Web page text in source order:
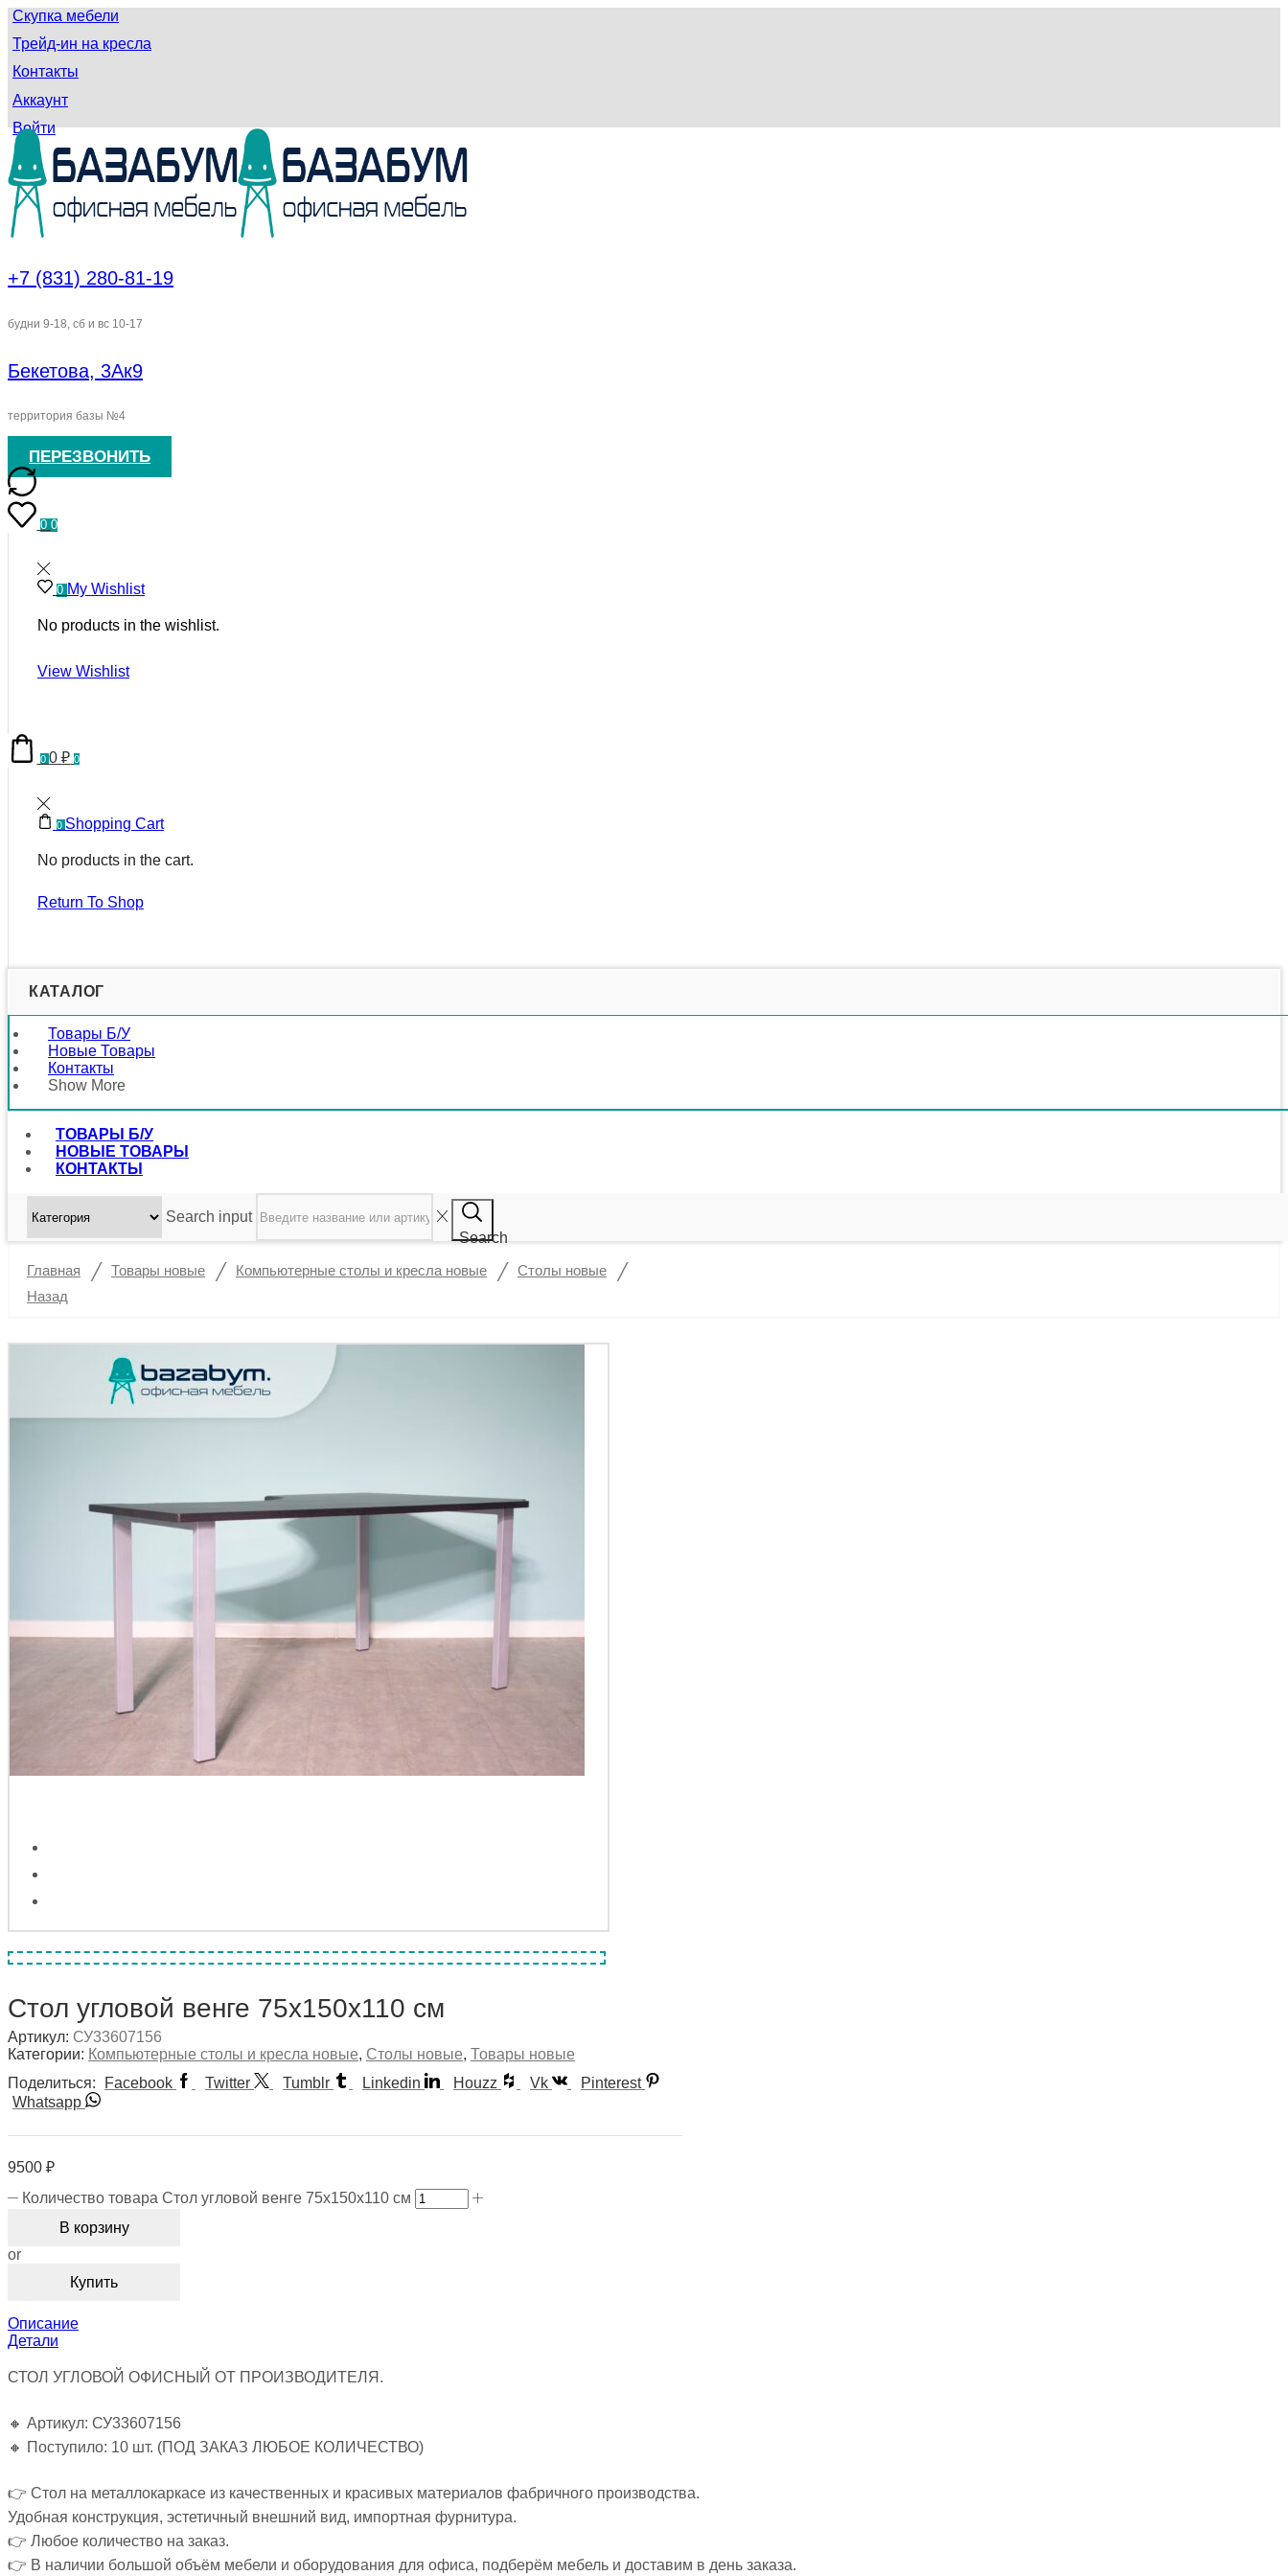
Скупка мебели
Трейд-ин на кресла
Контакты
Аккаунт
Войти
+7 (831) 280-81-19
будни 9-18, сб и вс 10-17
Бекетова, 3Ак9
территория базы №4
ПЕРЕЗВОНИТЬ
00
0 My Wishlist
No products in the wishlist.
View Wishlist
00₽ 0
0 Shopping Cart
No products in the cart.
Return To Shop
КАТАЛОГ
Товары Б/у
Новые Товары
Контакты
Show More
ТОВАРЫ Б/У
НОВЫЕ ТОВАРЫ
КОНТАКТЫ
Search input
Search
Главная / Товары новые / Компьютерные столы и кресла новые / Столы новые /
Назад
Стол угловой венге 75х150х110 см
Артикул: СУ33607156
Категории: Компьютерные столы и кресла новые, Столы новые, Товары новые
Поделиться:
Facebook Twitter Tumblr Linkedin Houzz Vk
Pinterest
Whatsapp
9500 ₽
Количество товара Стол угловой венге 75х150х110 см
В корзину
or
Купить
Описание
Детали
СТОЛ УГЛОВОЙ ОФИСНЫЙ ОТ ПРОИЗВОДИТЕЛЯ.
🔸 Артикул: СУ33607156
🔸 Поступило: 10 шт. (ПОД ЗАКАЗ ЛЮБОЕ КОЛИЧЕСТВО)
👉 Стол на металлокаркасе из качественных и красивых материалов фабричного производства.
Удобная конструкция, эстетичный внешний вид, импортная фурнитура.
👉 Любое количество на заказ.
👉 В наличии большой объём мебели и оборудования для офиса, подберём мебель и доставим в день заказа.